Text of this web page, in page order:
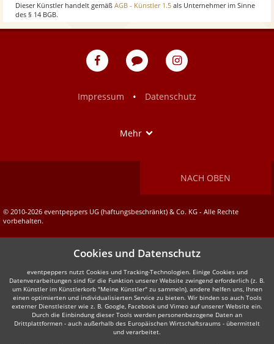
Dieser Künstler handelt gemäß AGB - Künstler 1.5 als Unternehmer im Sinne
des § 14 BGB.
eventpeppers
Blog
eventpeppers
Impressum
• Datenschutz
Mehr
NACH OBEN
© 2010-2026 eventpeppers UG (haftungsbeschränkt) & Co. KG - Alle Rechte
vorbehalten.
Cookies und Datenschutz
eventpeppers nutzt Cookies und Tracking-Technologien. Einige Cookies und
Datenverarbeitungen sind für die Funktion unserer Website zwingend erforderlich (z. B.
um Künstler im Künstlerkorb "Meine Künstler" zu sammeln), andere helfen uns, Ihnen
einen optimierten und individualisierten Service zu bieten. Wir binden so auch Tools
externer Dienstleister wie z. B. Google, Facebook und Vimeo auf unserer Website ein.
Durch die Einbindung dieser Tools werden personenbezogene Daten an
Drittplattformen - auch außerhalb des Europäischen Wirtschaftsraums - übermittelt
und verarbeitet.